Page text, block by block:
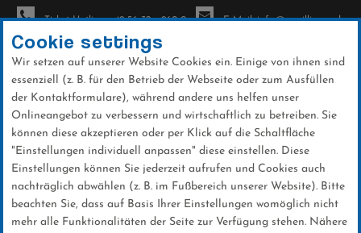
Direkt
zum
Inhalt
Ticket-Hotline: +49 56 32 - 960-0 E-Mail: info@sc-willingen.de
News
Cookie settings
Wir setzen auf unserer Website Cookies ein. Einige von ihnen sind
essenziell (z. B. für den Betrieb der Webseite oder zum Ausfüllen
der Kontaktformulare), während andere uns helfen unser
Onlineangebot zu verbessern und wirtschaftlich zu betreiben. Sie
können diese akzeptieren oder per Klick auf die Schaltfläche
"Einstellungen individuell anpassen" diese einstellen. Diese
Einstellungen können Sie jederzeit aufrufen und Cookies auch
nachträglich abwählen (z. B. im Fußbereich unserer Website). Bitte
beachten Sie, dass auf Basis Ihrer Einstellungen womöglich nicht
mehr alle Funktionalitäten der Seite zur Verfügung stehen. Nähere